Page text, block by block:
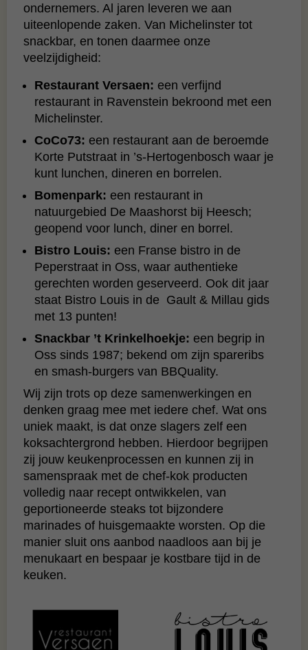
ondernemers. Al jaren leveren we aan
uiteenlopende zaken. Van Michelinster tot
snackbar, en tonen daarmee onze
veelzijdigheid:
Restaurant Versaen: een verfijnd
restaurant in Ravenstein bekroond met een
Michelinster.
CoCo73: een restaurant aan de beroemde
Korte Putstraat in ’s‑Hertogenbosch waar je
kunt lunchen, dineren en borrelen.
Bomenpark: een restaurant in
natuurgebied De Maashorst bij Heesch;
geopend voor lunch, diner en borrel.
Bistro Louis: een Franse bistro in de
Peperstraat in Oss, waar authentieke
gerechten worden geserveerd. Ook dit jaar
staat Bistro Louis in de Gault & Millau gids
met 13 punten!
Snackbar ’t Krinkelhoekje: een begrip in
Oss sinds 1987; bekend om zijn spareribs
en smash‑burgers van BBQuality.
Wij zijn trots op deze samenwerkingen en
denken graag mee met iedere chef. Wat ons
uniek maakt, is dat onze slagers zelf een
koksachtergrond hebben. Hierdoor begrijpen
zij jouw keukenprocessen en kunnen zij in
samenspraak met de chef‑kok producten
volledig naar recept ontwikkelen, van
geportioneerde steaks tot bijzondere
marinades of huisgemaakte worsten. Op die
manier sluit ons aanbod naadloos aan bij je
menukaart en bespaar je kostbare tijd in de
keuken.